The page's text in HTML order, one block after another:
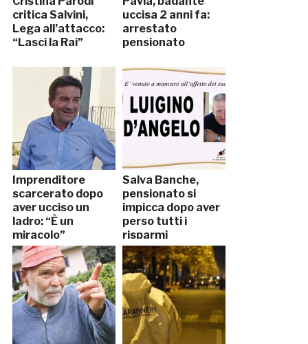
critica Salvini,
Lega all’attacco:
“Lasci la Rai”
uccisa 2 anni fa:
arrestato
pensionato
Imprenditore
scarcerato dopo
aver ucciso un
ladro: “È un
miracolo”
Salva Banche,
pensionato si
impicca dopo aver
perso tutti i
risparmi